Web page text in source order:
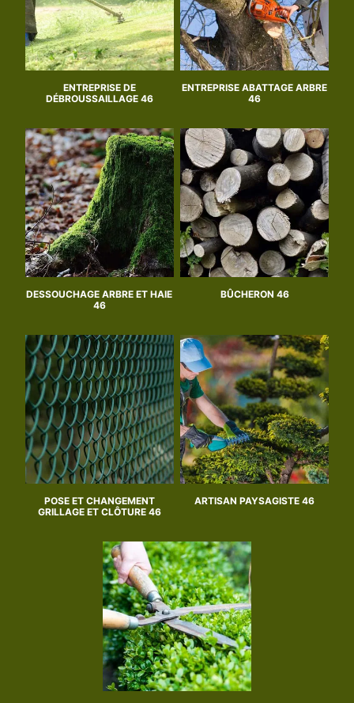
ENTREPRISE DE
DÉBROUSSAILLAGE 46
ENTREPRISE ABATTAGE ARBRE
46
DESSOUCHAGE ARBRE ET HAIE
46
BÛCHERON 46
POSE ET CHANGEMENT
GRILLAGE ET CLÔTURE 46
ARTISAN PAYSAGISTE 46